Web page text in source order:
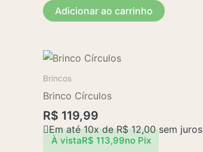
Adicionar ao carrinho
Brincos
Brinco Círculos
R$ 119,99
Em até 10x deR$12,00sem juros
À vistaR$ 113,99no Pix